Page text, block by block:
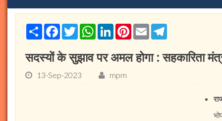
ShareFacebook
TwitterWhatsApp
LinkedInPinterest
Email
सदस्यों के सुझाव पर अमल होगा : सहकारिता
13-Sep-2023 mpm